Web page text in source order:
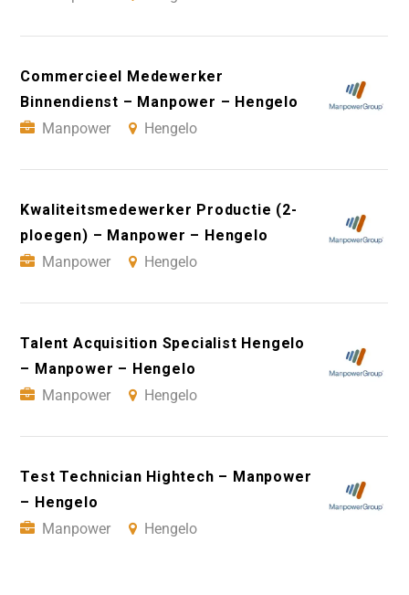
Commercieel Medewerker
Binnendienst – Manpower – Hengelo
Manpower
Hengelo
Kwaliteitsmedewerker Productie (2-
ploegen) – Manpower – Hengelo
Manpower
Hengelo
Talent Acquisition Specialist Hengelo
– Manpower – Hengelo
Manpower
Hengelo
Test Technician Hightech – Manpower
– Hengelo
Manpower
Hengelo